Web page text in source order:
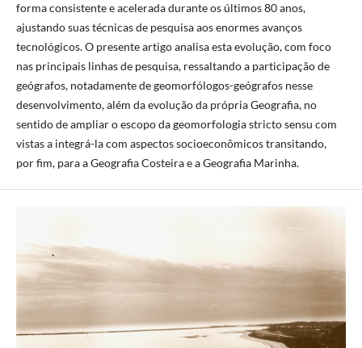
forma consistente e acelerada durante os últimos 80 anos,
ajustando suas técnicas de pesquisa aos enormes avanços
tecnológicos. O presente artigo analisa esta evolução, com foco
nas principais linhas de pesquisa, ressaltando a participação de
geógrafos, notadamente de geomorfólogos-geógrafos nesse
desenvolvimento, além da evolução da própria Geografia, no
sentido de ampliar o escopo da geomorfologia stricto sensu com
vistas a integrá-la com aspectos socioeconômicos transitando,
por fim, para a Geografia Costeira e a Geografia Marinha.